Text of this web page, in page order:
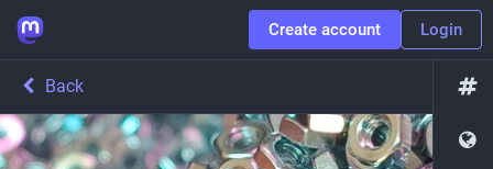
Create account Login
Back